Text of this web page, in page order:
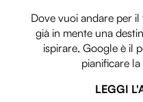
Dove vuoi andare per
già in mente una
ispirare, Google è il
pianificare
LEGGI